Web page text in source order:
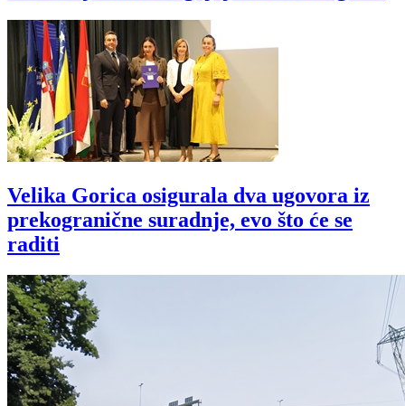
Velika Gorica osigurala dva ugovora iz
prekogranične suradnje, evo što će se
raditi